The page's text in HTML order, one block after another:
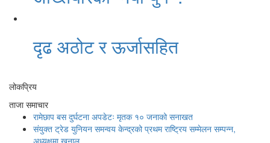
दृढ अठोट र ऊर्जासहित
लोकप्रिय
ताजा समाचार
रामेछाप बस दुर्घटना अपडेटः मृतक १० जनाको सनाखत
संयुक्त ट्रेड युनियन समन्वय केन्द्रको प्रथम राष्ट्रिय सम्मेलन सम्पन्न,
अध्यक्षमा खनाल